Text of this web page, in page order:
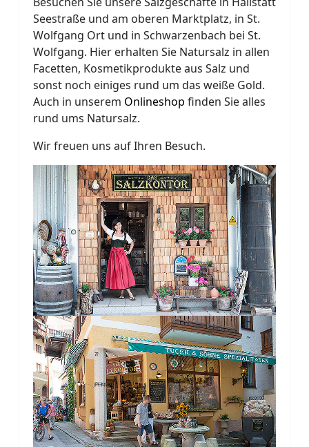
Seestraße und am oberen Marktplatz, in St.
Wolfgang Ort und in Schwarzenbach bei St.
Wolfgang. Hier erhalten Sie Natursalz in allen
Facetten, Kosmetikprodukte aus Salz und
sonst noch einiges rund um das weiße Gold.
Auch in unserem Onlineshop finden Sie alles
rund ums Natursalz.
Wir freuen uns auf Ihren Besuch.